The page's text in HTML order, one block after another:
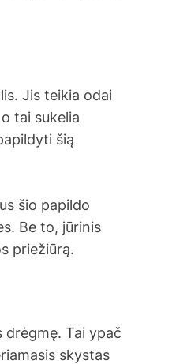
Jis teikia odai
tai sukelia
šią
šio papildo
Be to, jūrinis
priežiūrą.
Tai ypač
skystas